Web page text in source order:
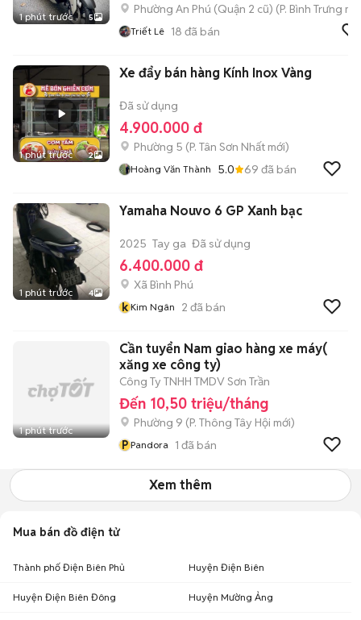
1 phút trước 5
Phường An Phú (Quận 2 cũ) (P. Bình Trưng
Triết Lê 18 đã bán
1 phút trước 2
Xe đẩy bán hàng Kính Inox Vàng
Đã sử dụng
4.900.000 đ
Phường 5 (P. Tân Sơn Nhất mới)
Hoàng Văn Thành 5.0 69 đã bán
1 phút trước 4
Yamaha Nouvo 6 GP Xanh bạc
2025 Tay ga Đã sử dụng
6.400.000 đ
Xã Bình Phú
k Kim Ngân 2 đã bán
1 phút trước
Cần tuyển Nam giao hàng xe máy(
xăng xe công ty)
Công Ty TNHH TMDV Sơn Trần
Đến 10,50 triệu/tháng
Phường 9 (P. Thông Tây Hội mới)
P Pandora 1 đã bán
Xem thêm
Mua bán đồ điện tử
Thành phố Điện Biên Phủ Huyện Điện Biên
Huyện Điện Biên Đông Huyện Mường Ảng